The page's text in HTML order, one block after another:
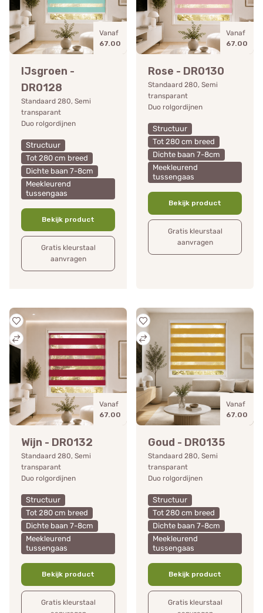
Vanaf
67.00
IJsgroen -
DR0128
Standaard 280, Semi
transparant
Duo rolgordijnen
Structuur
Tot 280 cm breed
Dichte baan 7-8cm
Meekleurend
tussengaas
Bekijk product
Gratis kleurstaal
aanvragen
Vanaf
67.00
Rose - DR0130
Standaard 280, Semi
transparant
Duo rolgordijnen
Structuur
Tot 280 cm breed
Dichte baan 7-8cm
Meekleurend
tussengaas
Bekijk product
Gratis kleurstaal
aanvragen
Vanaf
67.00
Wijn - DR0132
Standaard 280, Semi
transparant
Duo rolgordijnen
Structuur
Tot 280 cm breed
Dichte baan 7-8cm
Meekleurend
tussengaas
Bekijk product
Gratis kleurstaal
Vanaf
67.00
Goud - DR0135
Standaard 280, Semi
transparant
Duo rolgordijnen
Structuur
Tot 280 cm breed
Dichte baan 7-8cm
Meekleurend
tussengaas
Bekijk product
Gratis kleurstaal